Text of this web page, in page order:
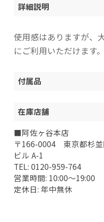
詳細説明
使用感はありますが、
にご利用いただけます。
付属品
在庫店舗
■阿佐ヶ谷本店
〒166-0004 東京都杉並
ビル A-1
TEL: 0120-959-764
営業時間: 10:00～19:00
定休日: 年中無休